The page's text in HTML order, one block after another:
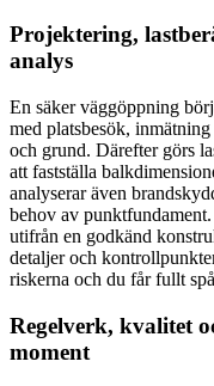
Projektering,
analys
En säker väggöppning
med platsbesök,
och grund. Därefter görs
att fastställa
analyserar även
behov av
utifrån en godkänd
detaljer och
riskerna och du får fullt
Regelverk, kvalitet
moment